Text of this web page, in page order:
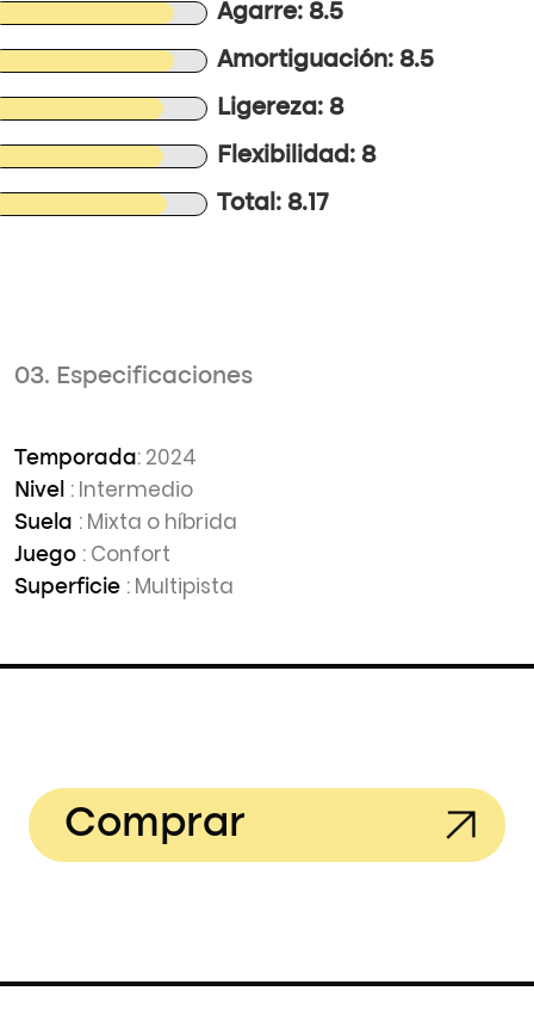
Agarre: 8.5
Amortiguación: 8.5
Ligereza: 8
Flexibilidad: 8
Total: 8.17
03. Especificaciones
Temporada: 2024
Nivel : Intermedio
Suela : Mixta o híbrida
Juego : Confort
Superficie : Multipista
Comprar